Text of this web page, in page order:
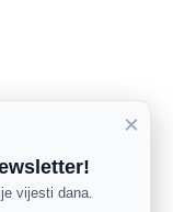
×
vijesti dana.